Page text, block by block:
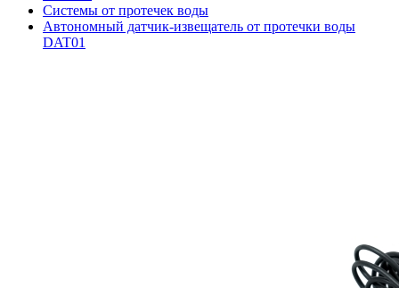
Системы от протечек воды
Автономный датчик-извещатель от протечки воды
DAT01